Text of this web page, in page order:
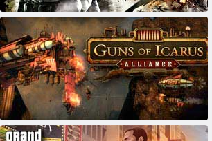
מויז קאָמבאַט אַססאַולט האָריזאָן
גאַנז פון יקאַרוס אָנליין